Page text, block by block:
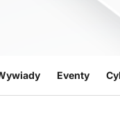
Eventy